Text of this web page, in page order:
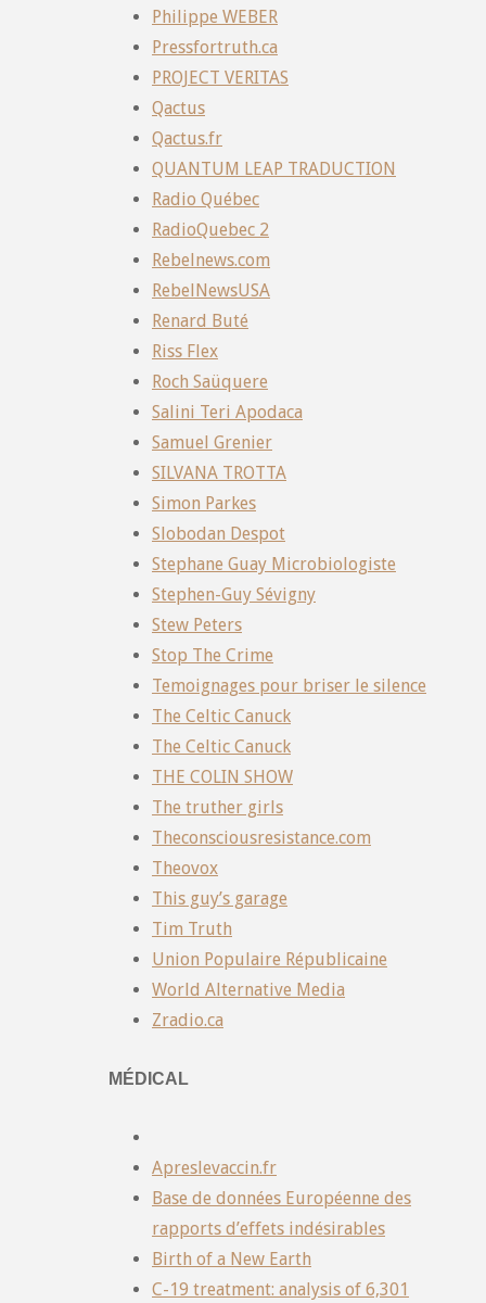
Philippe WEBER
Pressfortruth.ca
PROJECT VERITAS
Qactus
Qactus.fr
QUANTUM LEAP TRADUCTION
Radio Québec
RadioQuebec 2
Rebelnews.com
RebelNewsUSA
Renard Buté
Riss Flex
Roch Saüquere
Salini Teri Apodaca
Samuel Grenier
SILVANA TROTTA
Simon Parkes
Slobodan Despot
Stephane Guay Microbiologiste
Stephen-Guy Sévigny
Stew Peters
Stop The Crime
Temoignages pour briser le silence
The Celtic Canuck
The Celtic Canuck
THE COLIN SHOW
The truther girls
Theconsciousresistance.com
Theovox
This guy’s garage
Tim Truth
Union Populaire Républicaine
World Alternative Media
Zradio.ca
MÉDICAL
Apreslevaccin.fr
Base de données Européenne des
rapports d’effets indésirables
Birth of a New Earth
C-19 treatment: analysis of 6,301